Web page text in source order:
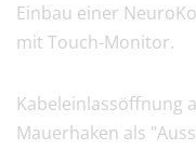
Einbau einer
mit Touch-Monitor.
Kabeleinlassöffnung
Mauerhaken als